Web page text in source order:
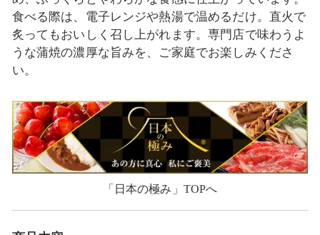
食べる際は、電子レンジや熱湯で温めるだけ。直火で
炙ってもおいしく召し上がれます。専門店で味わうよ
うな蒲焼の濃厚な旨みを、ご家庭でお楽しみくださ
い。
「日本の極み」TOPへ